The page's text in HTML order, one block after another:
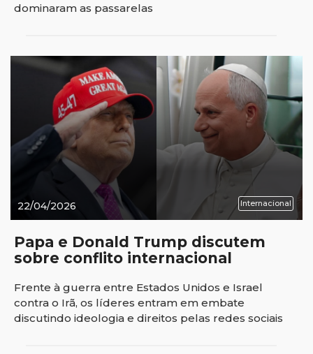
dominaram as passarelas
22/04/2026 Internacional
Papa e Donald Trump discutem
sobre conflito internacional
Frente à guerra entre Estados Unidos e Israel
contra o Irã, os líderes entram em embate
discutindo ideologia e direitos pelas redes sociais